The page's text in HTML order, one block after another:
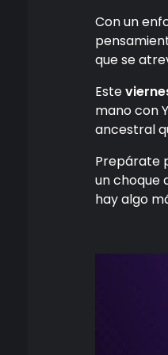
Con un
que se
Este
mano con
ancestral
Prepárate
un choque
hay algo